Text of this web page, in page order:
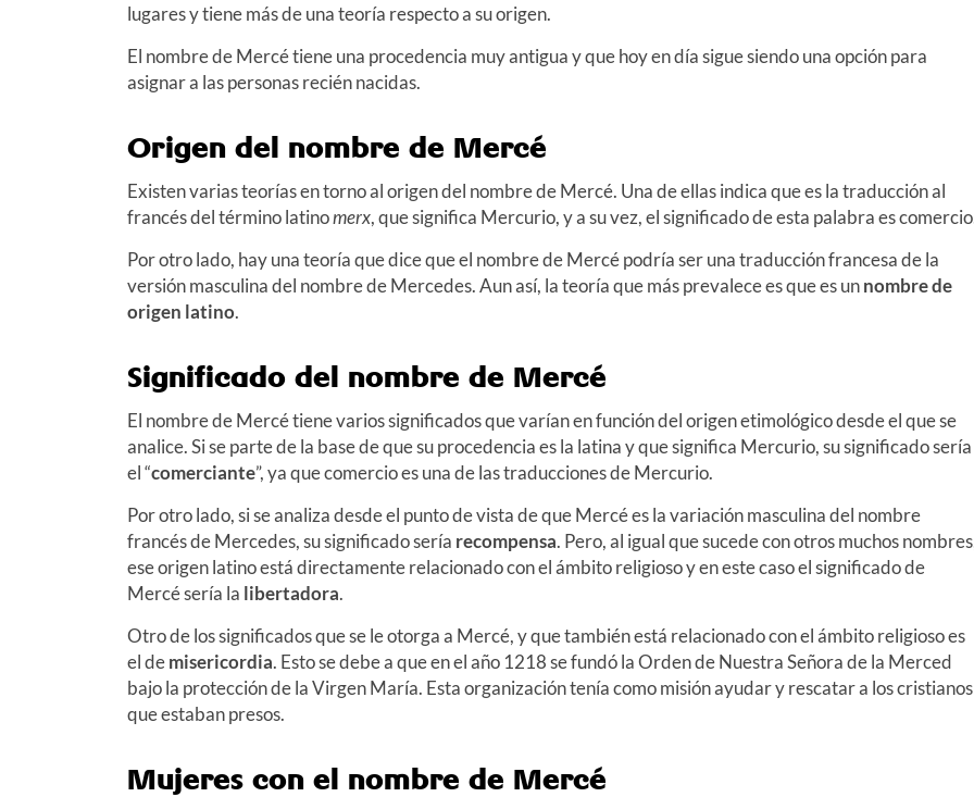
lugares y tiene más de una teoría respecto a su origen.
El nombre de Mercé tiene una procedencia muy antigua y que hoy en día sigue siendo una opción para
asignar a las personas recién nacidas.
Origen del nombre de Mercé
Existen varias teorías en torno al origen del nombre de Mercé. Una de ellas indica que es la traducción al
francés del término latinomerx, que significa Mercurio, y a su vez, el significado de esta palabra es
Por otro lado, hay una teoría que dice que el nombre de Mercé podría ser una traducción francesa de la
versión masculina del nombre de Mercedes. Aun así, la teoría que más prevalece es que es unnombre de
origen latino.
Significado del nombre de Mercé
El nombre de Mercé tiene varios significados que varían en función del origen etimológico desde el que se
analice. Si se parte de la base de que su procedencia es la latina y que significa Mercurio, su significado sería
el “comerciante”, ya que comercio es una de las traducciones de Mercurio.
Por otro lado, si se analiza desde el punto de vista de que Mercé es la variación masculina del nombre
francés de Mercedes, su significado sería recompensa. Pero, al igual que sucede con otros muchos
ese origen latino está directamente relacionado con el ámbito religioso y en este caso el significado de
Mercé sería la libertadora.
Otro de los significados que se le otorga a Mercé, y que también está relacionado con el ámbito religioso es
el demisericordia. Esto se debe a que en el año 1218 se fundó la Orden de Nuestra Señora de la Merced
bajo la protección de la Virgen María. Esta organización tenía como misión ayudar y rescatar a los cristianos
que estaban presos.
Mujeres con el nombre de Mercé